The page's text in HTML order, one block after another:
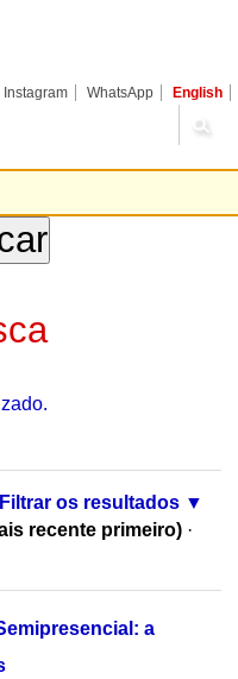
Instagram WhatsApp English
Filtrar os resultados
recente primeiro) ·
a